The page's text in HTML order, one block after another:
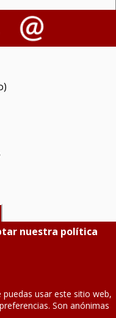
000
nuestra política
puedas usar este sitio web,
Son anónimas